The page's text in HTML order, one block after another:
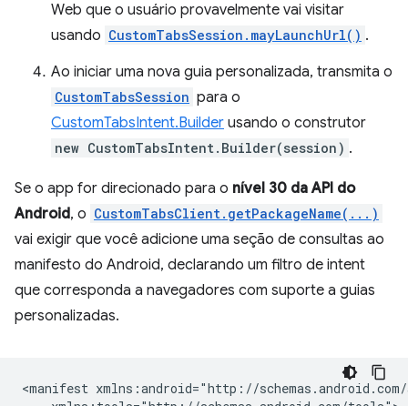
Web que o usuário provavelmente vai visitar
usando CustomTabsSession.mayLaunchUrl() .
Ao iniciar uma nova guia personalizada, transmita o
CustomTabsSession para o
CustomTabsIntent.Builder usando o construtor
new CustomTabsIntent.Builder(session) .
Se o app for direcionado para o nível 30 da API do
Android, o CustomTabsClient.getPackageName(...)
vai exigir que você adicione uma seção de consultas ao
manifesto do Android, declarando um filtro de intent
que corresponda a navegadores com suporte a guias
personalizadas.
<manifest